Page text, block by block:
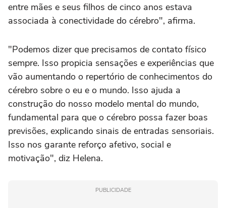
entre mães e seus filhos de cinco anos estava
associada à conectividade do cérebro", afirma.
"Podemos dizer que precisamos de contato físico
sempre. Isso propicia sensações e experiências que
vão aumentando o repertório de conhecimentos do
cérebro sobre o eu e o mundo. Isso ajuda a
construção do nosso modelo mental do mundo,
fundamental para que o cérebro possa fazer boas
previsões, explicando sinais de entradas sensoriais.
Isso nos garante reforço afetivo, social e
motivação", diz Helena.
PUBLICIDADE